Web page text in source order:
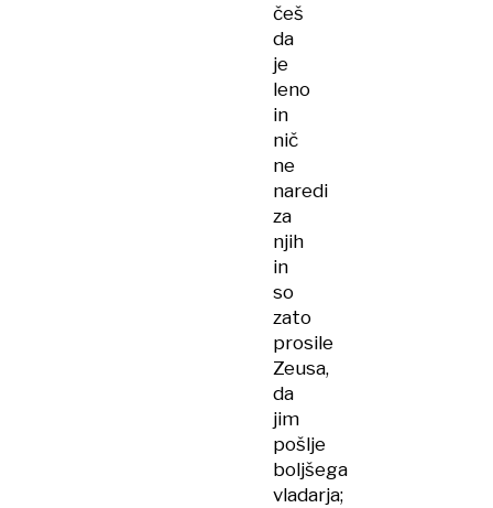
češ
da
je
leno
in
nič
ne
naredi
za
njih
in
so
zato
prosile
Zeusa,
da
jim
pošlje
boljšega
vladarja;